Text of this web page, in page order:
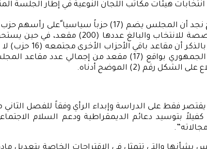
هيئات مكاتب اللجان النوعية في إطار الجلسة المنعقدة
إجمالي عدد
النواب والشيوخ)، ويأتي في الترتيب الثاني حزب الشعب
بتوسيد دعائم الديمقراطية ودعم السلام